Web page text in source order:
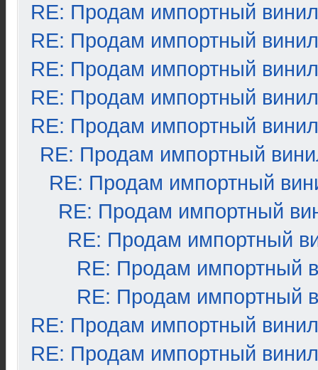
RE: Продам импортный винил
RE: Продам импортный винил
RE: Продам импортный винил
RE: Продам импортный винил
RE: Продам импортный винил
RE: Продам импортный
RE: Продам импортный
RE: Продам импортный
RE: Продам импортный
RE: Продам импортный
RE: Продам импортный
RE: Продам импортный винил
RE: Продам импортный винил